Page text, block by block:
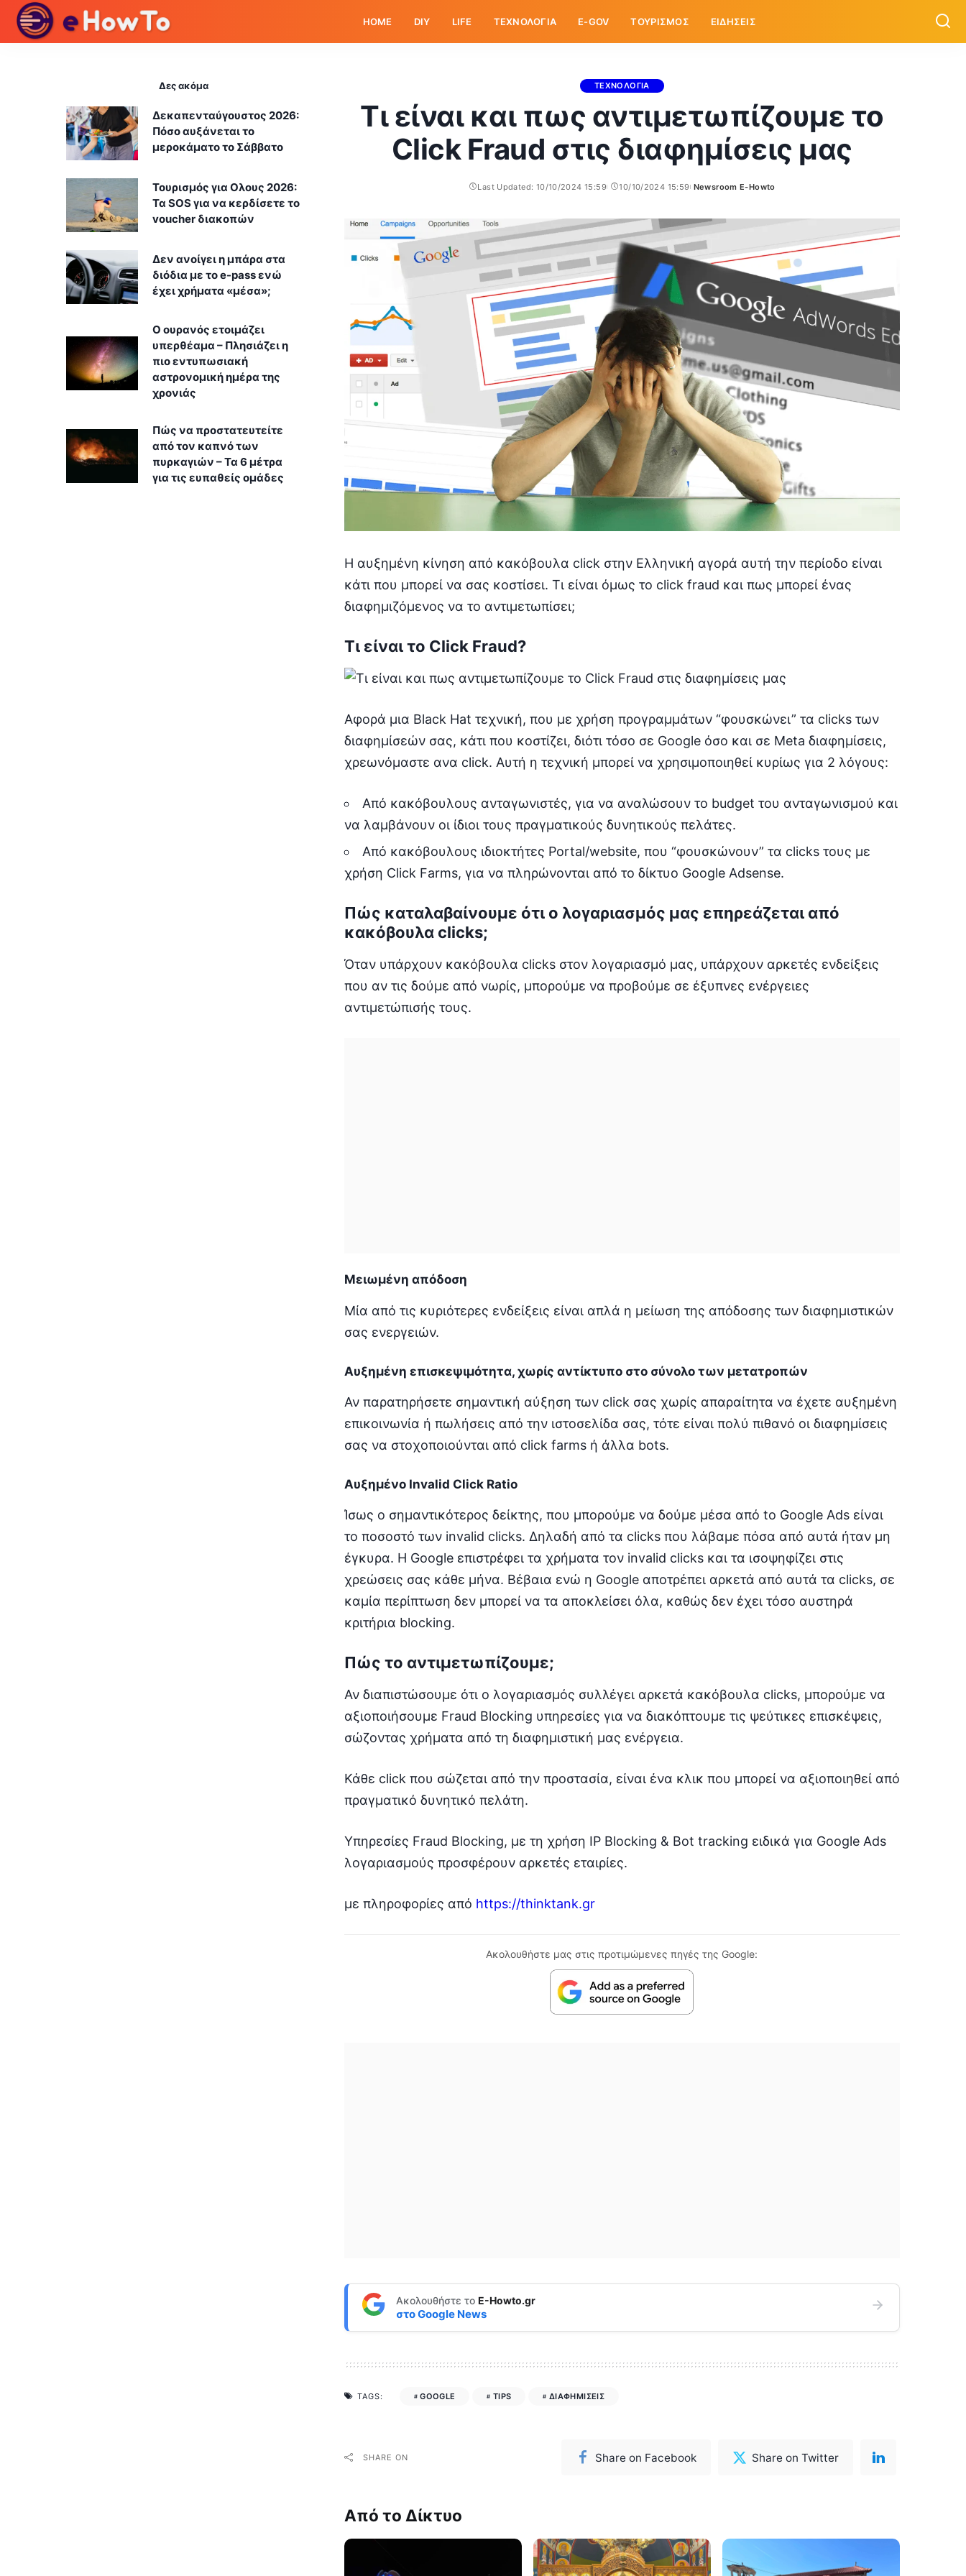
HOME DIY LIFE ΤΕΧΝΟΛΟΓΙΑ E-GOV ΤΟΥΡΙΣΜΟΣ ΕΙΔΗΣΕΙΣ
ΤΕΧΝΟΛΟΓΙΑ
Τι είναι και πως αντιμετωπίζουμε το
Click Fraud στις διαφημίσεις μας
Last Updated: 10/10/2024 15:59 10/10/2024 15:59
Posted
Newsroom E-Howto
Η αυξημένη κίνηση από κακόβουλα click στην Ελληνική αγορά αυτή την περίοδο είναι
κάτι που μπορεί να σας κοστίσει. Τι είναι όμως το click fraud και πως μπορεί ένας
διαφημιζόμενος να το αντιμετωπίσει;
Τι είναι το Click Fraud?
Αφορά μια Black Hat τεχνική, που με χρήση προγραμμάτων “φουσκώνει” τα clicks των
διαφημίσεών σας, κάτι που κοστίζει, διότι τόσο σε Google όσο και σε Meta διαφημίσεις,
χρεωνόμαστε ανα click. Αυτή η τεχνική μπορεί να χρησιμοποιηθεί κυρίως για 2 λόγους:
Από κακόβουλους ανταγωνιστές, για να αναλώσουν το budget του ανταγωνισμού και
να λαμβάνουν οι ίδιοι τους πραγματικούς δυνητικούς πελάτες.
Από κακόβουλους ιδιοκτήτες Portal/website, που “φουσκώνουν” τα clicks τους με
χρήση Click Farms, για να πληρώνονται από το δίκτυο Google Adsense.
Πώς καταλαβαίνουμε ότι ο λογαριασμός μας επηρεάζεται από
κακόβουλα clicks;
Όταν υπάρχουν κακόβουλα clicks στον λογαριασμό μας, υπάρχουν αρκετές ενδείξεις
που αν τις δούμε από νωρίς, μπορούμε να προβούμε σε έξυπνες ενέργειες
αντιμετώπισής τους.
Μειωμένη απόδοση
Μία από τις κυριότερες ενδείξεις είναι απλά η μείωση της απόδοσης των διαφημιστικών
σας ενεργειών.
Αυξημένη επισκεψιμότητα, χωρίς αντίκτυπο στο σύνολο των μετατροπών
Αν παρατηρήσετε σημαντική αύξηση των click σας χωρίς απαραίτητα να έχετε αυξημένη
επικοινωνία ή πωλήσεις από την ιστοσελίδα σας, τότε είναι πολύ πιθανό οι διαφημίσεις
σας να στοχοποιούνται από click farms ή άλλα bots.
Αυξημένο Invalid Click Ratio
Ίσως ο σημαντικότερος δείκτης, που μπορούμε να δούμε μέσα από to Google Ads είναι
το ποσοστό των invalid clicks. Δηλαδή από τα clicks που λάβαμε πόσα από αυτά ήταν μη
έγκυρα. Η Google επιστρέφει τα χρήματα τον invalid clicks και τα ισοψηφίζει στις
χρεώσεις σας κάθε μήνα. Βέβαια ενώ η Google αποτρέπει αρκετά από αυτά τα clicks, σε
καμία περίπτωση δεν μπορεί να τα αποκλείσει όλα, καθώς δεν έχει τόσο αυστηρά
κριτήρια blocking.
Πώς το αντιμετωπίζουμε;
Αν διαπιστώσουμε ότι ο λογαριασμός συλλέγει αρκετά κακόβουλα clicks, μπορούμε να
αξιοποιήσουμε Fraud Blocking υπηρεσίες για να διακόπτουμε τις ψεύτικες επισκέψεις,
σώζοντας χρήματα από τη διαφημιστική μας ενέργεια.
Κάθε click που σώζεται από την προστασία, είναι ένα κλικ που μπορεί να αξιοποιηθεί από
πραγματικό δυνητικό πελάτη.
Υπηρεσίες Fraud Blocking, με τη χρήση IP Blocking & Bot tracking ειδικά για Google Ads
λογαριασμούς προσφέρουν αρκετές εταιρίες.
με πληροφορίες από https://thinktank.gr
Ακολουθήστε μας στις προτιμώμενες πηγές της Google:
Ακολουθήστε το E-Howto.gr
στοGoogle News
TAGS: GOOGLE TIPS ΔΙΑΦΗΜΙΣΕΙΣ
SHARE ON Share on Facebook Share on Twitter
Από το Δίκτυο
Δες ακόμα
Δεκαπενταύγουστος 2026:
Πόσο αυξάνεται το
μεροκάματο το Σάββατο
Τουρισμός για Ολους 2026:
Τα SOS για να κερδίσετε το
voucher διακοπών
Δεν ανοίγει η μπάρα στα
διόδια με το e-pass ενώ
έχει χρήματα «μέσα»;
Ο ουρανός ετοιμάζει
υπερθέαμα – Πλησιάζει η
πιο εντυπωσιακή
αστρονομική ημέρα της
χρονιάς
Πώς να προστατευτείτε
από τον καπνό των
πυρκαγιών – Τα 6 μέτρα
για τις ευπαθείς ομάδες